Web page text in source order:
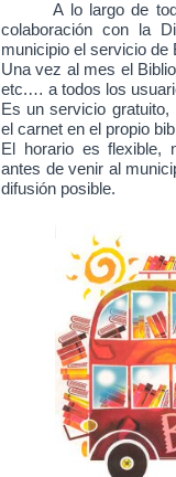
A lo largo de
colaboración con la
municipio el servicio de
Una vez al mes el
etc.… a todos los
Es un servicio
el carnet en el propio
El horario es flexible,
antes de venir al
difusión posible.